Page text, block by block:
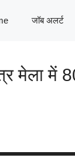
जॉब अलर्ट
मेला में